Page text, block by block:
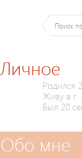
Личное
Родился
Живу в г.
Был 20
Обо мне